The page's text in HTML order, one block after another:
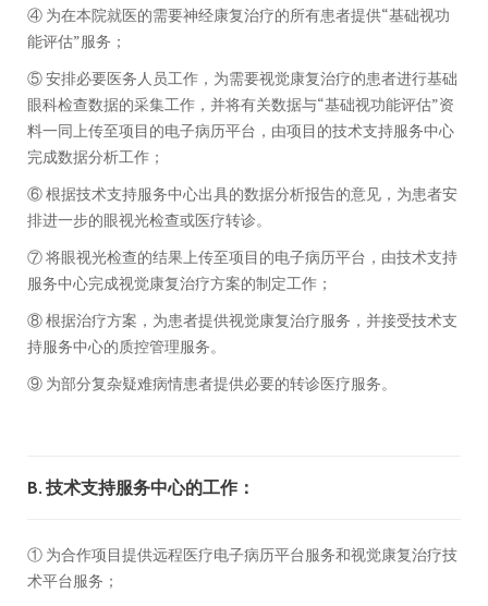
④ 为在本院就医的需要神经康复治疗的所有患者提供“基础视功
能评估”服务；
⑤ 安排必要医务人员工作，为需要视觉康复治疗的患者进行基础
眼科检查数据的采集工作，并将有关数据与“基础视功能评估”资
料一同上传至项目的电子病历平台，由项目的技术支持服务中心
完成数据分析工作；
⑥ 根据技术支持服务中心出具的数据分析报告的意见，为患者安
排进一步的眼视光检查或医疗转诊。
⑦ 将眼视光检查的结果上传至项目的电子病历平台，由技术支持
服务中心完成视觉康复治疗方案的制定工作；
⑧ 根据治疗方案，为患者提供视觉康复治疗服务，并接受技术支
持服务中心的质控管理服务。
⑨ 为部分复杂疑难病情患者提供必要的转诊医疗服务。
B. 技术支持服务中心的工作：
① 为合作项目提供远程医疗电子病历平台服务和视觉康复治疗技
术平台服务；